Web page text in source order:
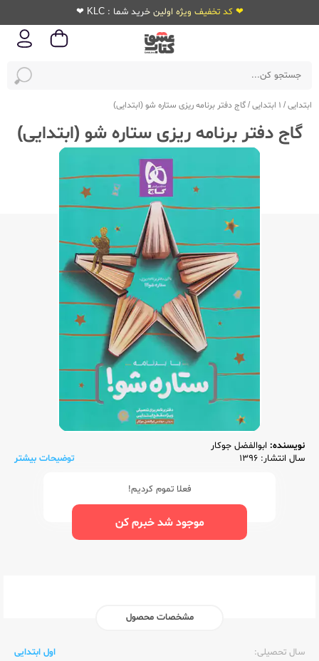
❤ کد تخفیف ویژه اولین خرید شما : KLC ❤
ابتدایی/ 1 ابتدایی /گاج دفتر برنامه ریزی ستاره شو (ابتدایی)
گاج دفتر برنامه ریزی ستاره شو (ابتدایی)
نویسنده: ابوالفضل جوکار
سال انتشار: 1396
توضیحات بیشتر
فعلا تموم کردیم!
موجود شد خبرم کن
مشخصات محصول
سال تحصیلی:‌
اول ابتدایی